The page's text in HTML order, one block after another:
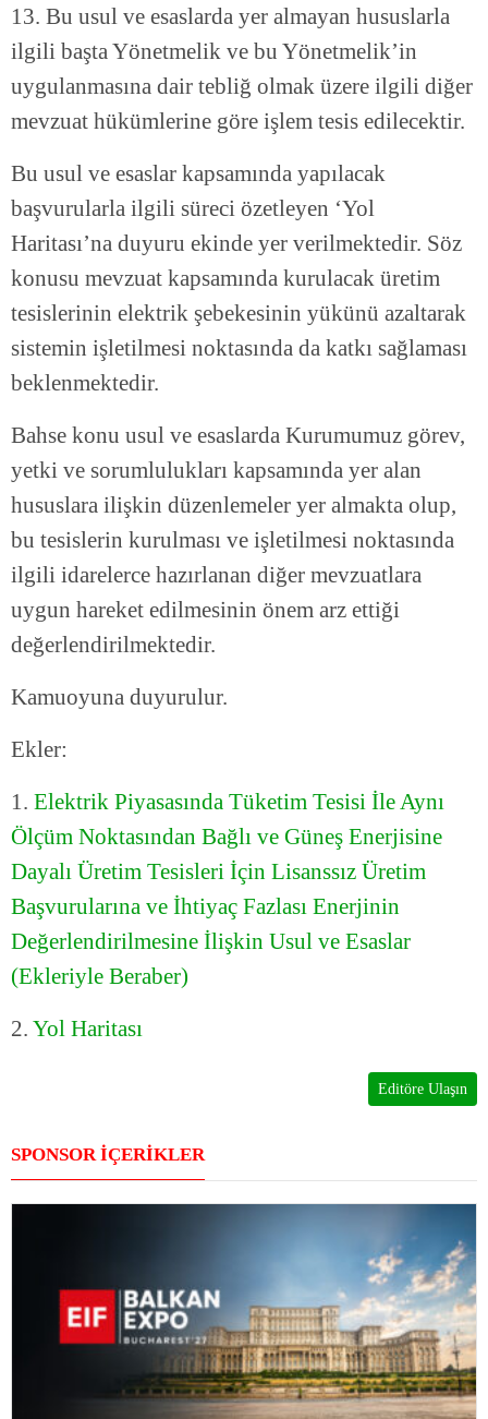
13. Bu usul ve esaslarda yer almayan hususlarla
ilgili başta Yönetmelik ve bu Yönetmelik’in
uygulanmasına dair tebliğ olmak üzere ilgili diğer
mevzuat hükümlerine göre işlem tesis edilecektir.
Bu usul ve esaslar kapsamında yapılacak
başvurularla ilgili süreci özetleyen ‘Yol
Haritası’na duyuru ekinde yer verilmektedir. Söz
konusu mevzuat kapsamında kurulacak üretim
tesislerinin elektrik şebekesinin yükünü azaltarak
sistemin işletilmesi noktasında da katkı sağlaması
beklenmektedir.
Bahse konu usul ve esaslarda Kurumumuz görev,
yetki ve sorumlulukları kapsamında yer alan
hususlara ilişkin düzenlemeler yer almakta olup,
bu tesislerin kurulması ve işletilmesi noktasında
ilgili idarelerce hazırlanan diğer mevzuatlara
uygun hareket edilmesinin önem arz ettiği
değerlendirilmektedir.
Kamuoyuna duyurulur.
Ekler:
1. Elektrik Piyasasında Tüketim Tesisi İle Aynı
Ölçüm Noktasından Bağlı ve Güneş Enerjisine
Dayalı Üretim Tesisleri İçin Lisanssız Üretim
Başvurularına ve İhtiyaç Fazlası Enerjinin
Değerlendirilmesine İlişkin Usul ve Esaslar
(Ekleriyle Beraber)
2. Yol Haritası
Editöre Ulaşın
SPONSOR İÇERİKLER